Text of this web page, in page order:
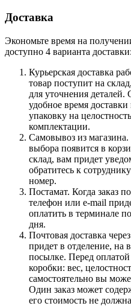
Доставка
Экономьте время на
доступно 4 варианта доставки:
Курьерская доставка
товар поступит на
для уточнения
удобное время
упаковку на
комплектации.
Самовывоз из
выбора появится в
склад, вам придет
обратитесь к
номер.
Постамат. Когда заказ
телефон или e-mail
оплатить в терминале
дня.
Почтовая доставка
придет в отделение, на
посылке. Перед
коробки: вес,
самостоятельно вы
Один заказ может
его стоимость не